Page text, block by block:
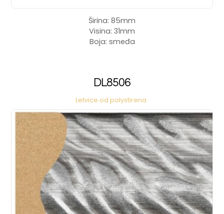
Širina: 85mm
Visina: 31mm
Boja: smeđa
DL8506
Letvice od polystirena